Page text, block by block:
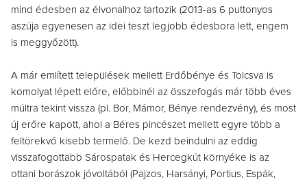
mind édesben az élvonalhoz tartozik (2013-as 6 puttonyos
aszúja egyenesen az idei teszt legjobb édesbora lett, engem
is meggyőzött).
A már említett települések mellett Erdőbénye és Tolcsva is
komolyat lépett előre, előbbinél az összefogás már több éves
múltra tekint vissza (pl. Bor, Mámor, Bénye rendezvény), és most
új erőre kapott, ahol a Béres pincészet mellett egyre több a
feltörekvő kisebb termelő. De kezd beindulni az eddig
visszafogottabb Sárospatak és Hercegkút környéke is az
ottani borászok jóvoltából (Pajzos, Harsányi, Portius, Espák,